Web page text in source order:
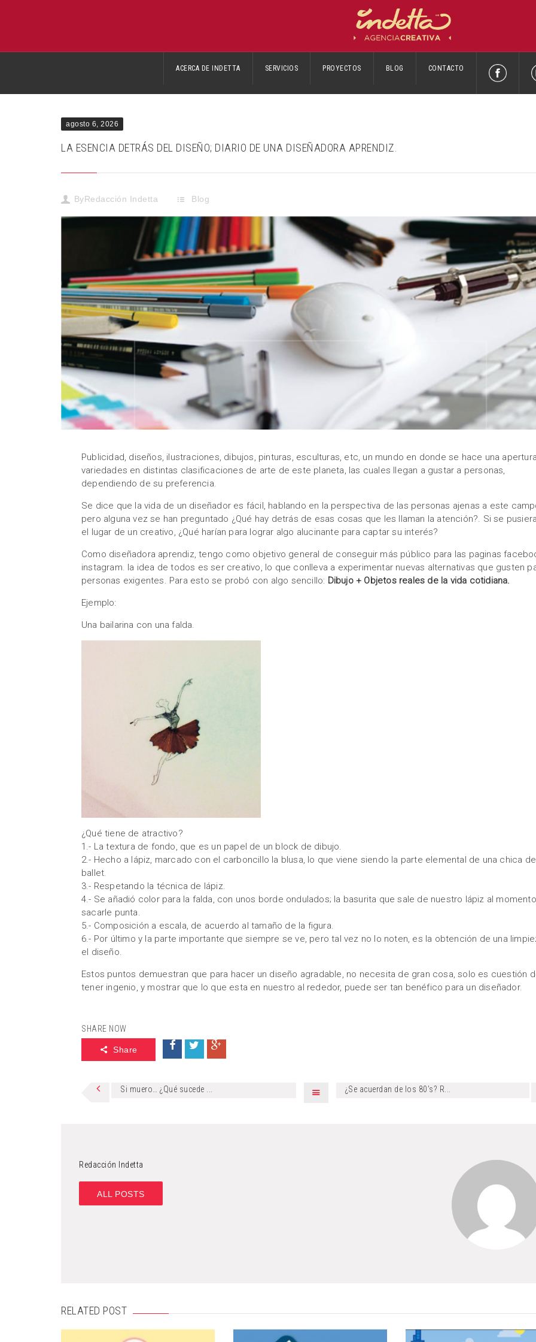
ACERCA DE INDETTA SERVICIOS PROYECTOS BLOG CONTACTO
agosto 6, 2026
LA ESENCIA DETRÁS DEL DISEÑO; DIARIO DE UNA DISEÑADORA APRENDIZ.
ByRedacción Indetta Blog
Publicidad, diseños, ilustraciones, dibujos, pinturas, esculturas, etc, un mundo en donde se hace una
variedades en distintas clasificaciones de arte de este planeta, las cuales llegan a gustar a personas,
dependiendo de su preferencia.
Se dice que la vida de un diseñador es fácil, hablando en la perspectiva de las personas ajenas a este
pero alguna vez se han preguntado ¿Qué hay detrás de esas cosas que les llaman la atención?. Si se
el lugar de un creativo, ¿Qué harían para lograr algo alucinante para captar su interés?
Como diseñadora aprendiz, tengo como objetivo general de conseguir más público para las paginas
instagram. la idea de todos es ser creativo, lo que conlleva a experimentar nuevas alternativas que gusten
personas exigentes. Para esto se probó con algo sencillo: Dibujo + Objetos reales de la vida cotidiana.
Ejemplo:
Una bailarina con una falda.
¿Qué tiene de atractivo?
1.- La textura de fondo, que es un papel de un block de dibujo.
2.- Hecho a lápiz, marcado con el carboncillo la blusa, lo que viene siendo la parte elemental de una chica de
ballet.
3.- Respetando la técnica de lápiz.
4.- Se añadió color para la falda, con unos borde ondulados; la basurita que sale de nuestro lápiz al
sacarle punta.
5.- Composición a escala, de acuerdo al tamaño de la figura.
6.- Por último y la parte importante que siempre se ve, pero tal vez no lo noten, es la obtención de una
el diseño.
Estos puntos demuestran que para hacer un diseño agradable, no necesita de gran cosa, solo es cuestión
tener ingenio, y mostrar que lo que esta en nuestro al rededor, puede ser tan benéfico para un diseñador.
SHARE NOW
Share
Si muero… ¿Qué sucede ... ¿Se acuerdan de los 80’s? R...
Redacción Indetta
ALL POSTS
RELATED POST